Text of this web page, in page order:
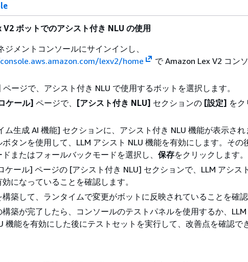
ボットでのアシスト付き NLU の使用
ジメントコンソールにサインインし、
lexv2/home
で Amazon Lex V2 コン
ページで、アシスト付き NLU で使用するボットを選択します。
ケール] ページで、 [アシスト付き NLU] セクションの [設定] をク
ム生成 AI 機能] セクションに、アシスト付き NLU 機能が表示さ
タンを使用して、LLM アシスト NLU 機能を有効にします。その
またはフォールバックモードを選択し、 保存をクリックします。
ケール] ページの [アシスト付き NLU] セクションで、LLM アシス
になっていることを確認します。
築して、ランタイムで変更がボットに反映されていることを確認
築が完了したら、コンソールのテストパネルを使用するか、LLM
機能を有効にした後にテストセットを実行して、改善点を確認で